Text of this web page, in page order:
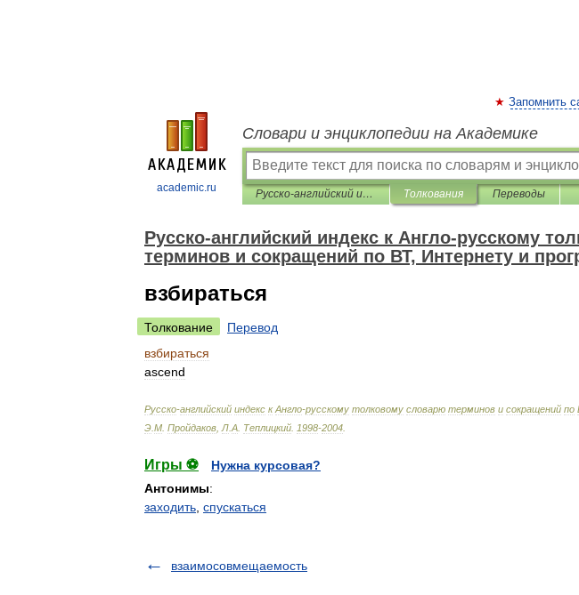
academic.ru
Запомнить
Словари и энциклопедии на Академике
Русско-английский индекс к Англо-русскому толковому словарю терминов и сокращений по ВТ, Интернету и программированию Толкования Переводы
Русско-английский индекс к Англо-русскому
терминов и сокращений по ВТ, Интернету и
взбираться
Толкование
Перевод
взбираться
ascend
Русско-английский индекс к Англо-русскому толковому словарю терминов и сокращений по
Э М Пройдаков Л А Теплицкий 1998-2004
Игры ⚽
Нужна курсовая?
Антонимы:
заходить спускаться
взаимосовмещаемость